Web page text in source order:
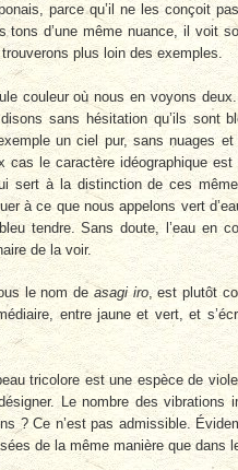
parce qu’il ne les conçoit
tons d’une même nuance, il voit
plus loin des exemples.
couleur où nous en voyons
sans hésitation qu’ils sont
un ciel pur, sans nuages
cas le caractère idéogra­phique
sert à la distinction de ces
à ce que nous appelons vert
tendre. Sans doute, l’eau en
de la voir.
le nom de asagi iro, est plutôt
entre jaune et vert, et
tricolore est une espèce de
Le nombre des vibrations
? Ce n’est pas admis­sible.
de la même manière que dans